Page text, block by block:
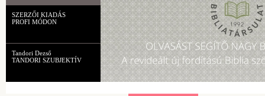
SZERZŐI KIADÁS
PROFI MÓDON
Tandori Dezső
TANDORI SZUBJEKTÍV